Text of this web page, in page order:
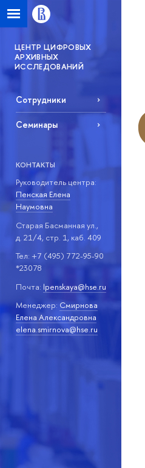
ЦЕНТР ЦИФРОВЫХ
АРХИВНЫХ
ИССЛЕДОВАНИЙ
Сотрудники
Семинары
КОНТАКТЫ
Руководитель центра:
Пенская Елена
Наумовна
Старая Басманная ул.,
д. 21/4, стр. 1, каб. 409
Тел: +7 (495) 772-95-90
*23078
Почта: lpenskaya@hse.ru
Менеджер: Смирнова
Елена Александровна
elena.smirnova@hse.ru